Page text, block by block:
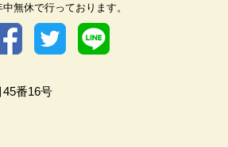
無休で行っております。
番16号